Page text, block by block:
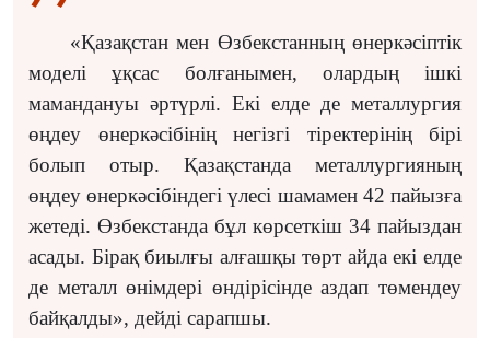
«Қазақстан мен Өзбекстанның өнеркәсіптік
моделі ұқсас болғанымен, олардың ішкі
мамандануы әртүрлі. Екі елде де металлургия
өңдеу өнеркәсібінің негізгі тіректерінің бірі
болып отыр. Қазақстанда металлургияның
өңдеу өнеркәсібіндегі үлесі шамамен 42 пайызға
жетеді. Өзбекстанда бұл көрсеткіш 34 пайыздан
асады. Бірақ биылғы алғашқы төрт айда екі елде
де металл өнімдері өндірісінде аздап төмендеу
байқалды», дейді сарапшы.